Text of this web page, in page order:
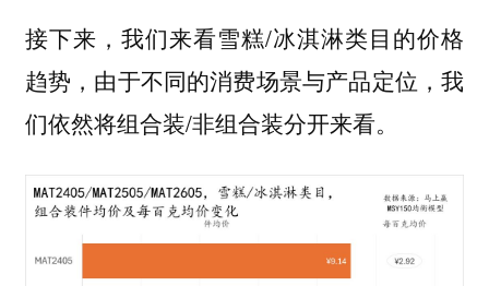
接下来，我们来看雪糕/冰淇淋类目的价格
趋势，由于不同的消费场景与产品定位，我
们依然将组合装/非组合装分开来看。